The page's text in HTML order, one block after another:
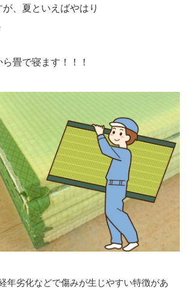
、夏といえばやはり
畳で寝ます！！！
年劣化などで傷みが生じやすい特徴があ